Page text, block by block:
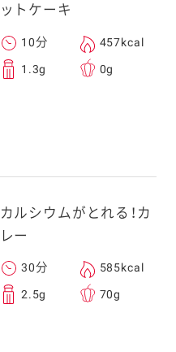
ットケーキ
10分 457kcal
1.3g 0g
カルシウムがとれる！カ
レー
30分 585kcal
2.5g 70g